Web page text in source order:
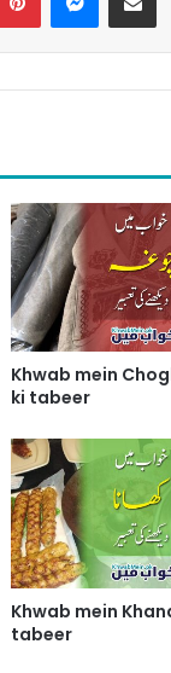
Khwab mein
ki tabeer
Khwab mein
tabeer